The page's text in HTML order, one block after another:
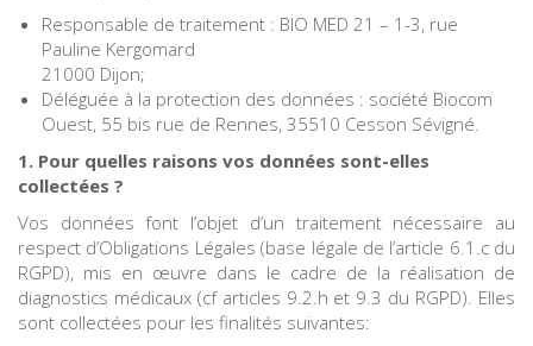
Responsable de traitement : BIO MED 21 – 1-3, rue
Pauline Kergomard
21000 Dijon;
Déléguée à la protection des données : société Biocom
Ouest, 55 bis rue de Rennes, 35510 Cesson Sévigné.
1. Pour quelles raisons vos données sont-elles
collectées ?
Vos données font l’objet d’un traitement nécessaire au
respect d’Obligations Légales (base légale de l’article 6.1.c du
RGPD), mis en œuvre dans le cadre de la réalisation de
diagnostics médicaux (cf articles 9.2.h et 9.3 du RGPD). Elles
sont collectées pour les finalités suivantes: